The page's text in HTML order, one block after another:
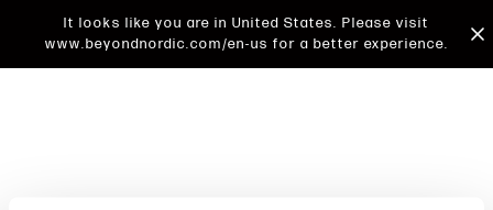
It looks like you are in United States. Please visit
www.beyondnordic.com/en-us for a better experience.